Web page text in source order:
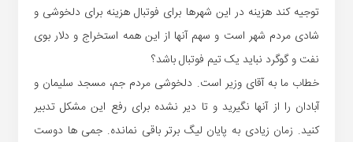
توجیه کند هزینه در این شهرها برای فوتبال هزینه برای دلخوشی و
شادی مردم شهر است و سهم آنها از این همه استخراج و دلار بوی
نفت و گوگرد نباید یک تیم فوتبال باشد؟
خطاب ما به آقای وزیر است. دلخوشی مردم جم، مسجد سلیمان و
آبادان را از آنها نگیرید و تا دیر نشده برای رفع این مشکل تدبیر
کنید. زمان زیادی به پایان لیگ برتر باقی نمانده. جمی ها دوست